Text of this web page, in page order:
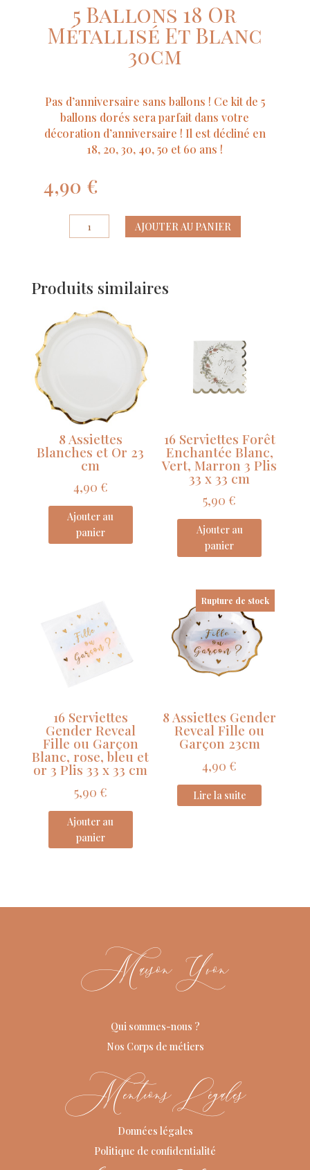
5 Ballons 18 Or
Métallisé Et Blanc
30cm
Pas d’anniversaire sans ballons ! Ce kit de 5
ballons dorés sera parfait dans votre
décoration d’anniversaire ! Il est décliné en
18, 20, 30, 40, 50 et 60 ans !
4,90 €
quantité
de
18
Métallisé
AJOUTER AU PANIER
Produits similaires
8 Assiettes
Blanches et Or 23
cm
4,90 €
Ajouter au
panier
16 Serviettes Forêt
Enchantée Blanc,
Vert, Marron 3 Plis
33 x 33 cm
5,90 €
Ajouter au
panier
16 Serviettes
Gender Reveal
Fille ou Garçon
Blanc, rose, bleu et
or 3 Plis 33 x 33 cm
5,90 €
Ajouter au
panier
Rupture de stock
8 Assiettes Gender
Reveal Fille ou
Garçon 23cm
4,90 €
Lire la suite
Maison Yvon
Qui sommes-nous ?
Nos Corps de métiers
Mentions Légales
Données légales
Politique de confidentialité